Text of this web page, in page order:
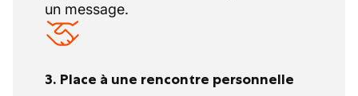
un message.
3. Place à une rencontre personnelle